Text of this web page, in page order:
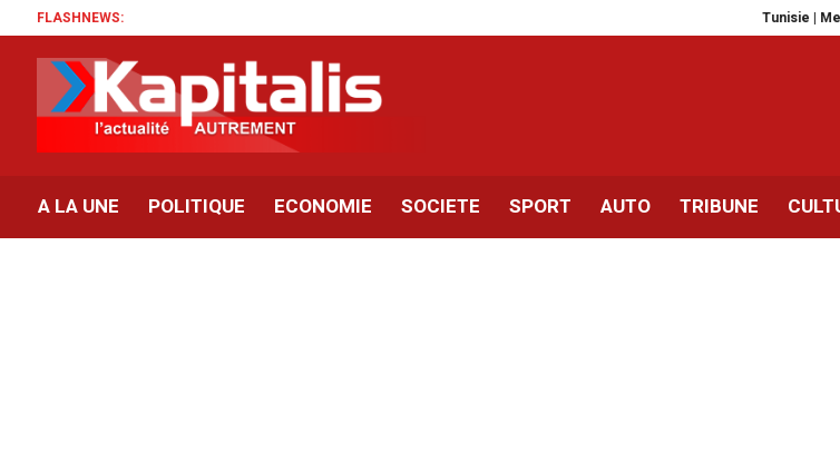
FLASHNEWS: Tunisie |
A LA UNE POLITIQUE ECONOMIE SOCIETE SPORT AUTO TRIBUNE